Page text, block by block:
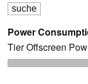
Power
Tier Offscreen